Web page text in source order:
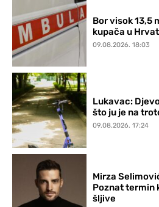
Bor visok 13,5
kupača u
09.08.2026. 18:03
Lukavac:
što ju je na
09.08.2026. 17:24
Mirza
Poznat termin
šljive